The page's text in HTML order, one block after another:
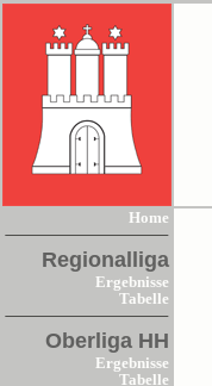
Home
Regionalliga
Ergebnisse
Tabelle
Oberliga HH
Ergebnisse
Tabelle